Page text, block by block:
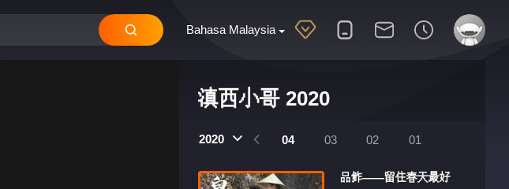
Bahasa Malaysia
滇西小哥 2020
2020
06 05 04 03 02 01
品鲊——留住春天最好